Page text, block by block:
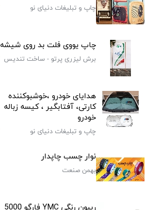
چاپ و تبلیغات دنیای نو
چاپ یووی فلت بد روی شیشه
برش لیزری پرتو - ساخت تندیس
هدایای خودرو ،خوشبوکننده
کارتی، آفتابگیر ، کیسه زباله
خودرو
چاپ و تبلیغات دنیای نو
نوار چسب چاپدار
بهمن صنعت
ریبون رنگی YMC فارگو 5000